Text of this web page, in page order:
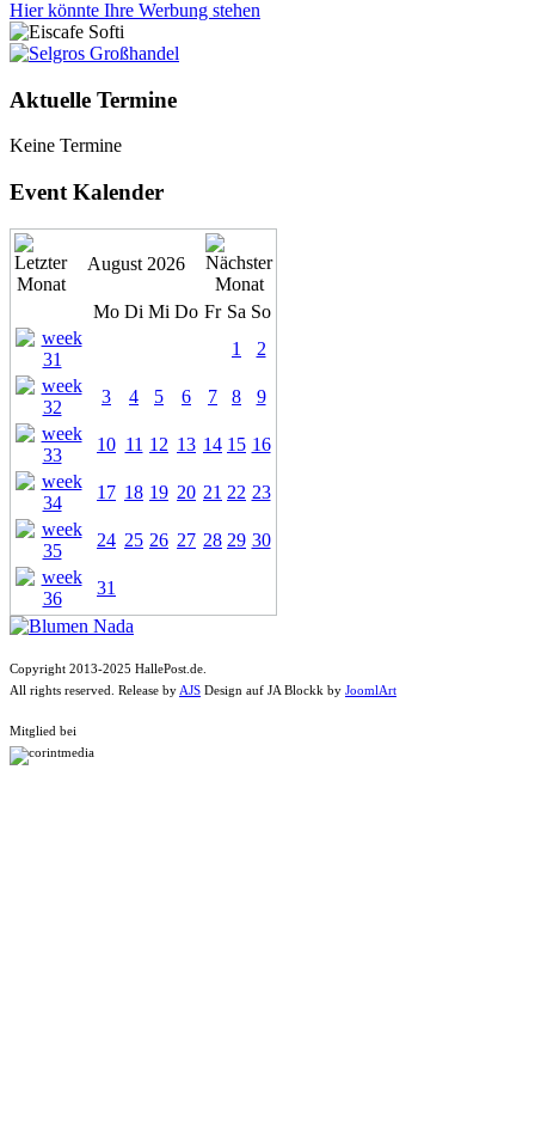
Hier könnte Ihre Werbung stehen
Aktuelle Termine
Keine Termine
Event Kalender
August 2026
Mo Di Mi Do Fr Sa So
1
2
3 4 5 6 7 8 9
10 11 12 13 14 15 16
17 18 19 20 21 22 23
24 25 26 27 28 29 30
31
Copyright 2013-2025 HallePost.de.
All rights reserved. Release by AJS Design auf JA Blockk by JoomlArt
Mitglied bei